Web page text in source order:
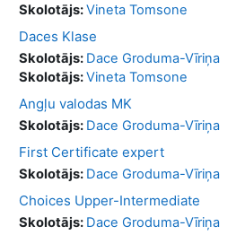
Skolotājs:Vineta Tomsone
Daces Klase
Skolotājs: Dace Groduma-Vīriņa
Skolotājs:Vineta Tomsone
Angļu valodas MK
Skolotājs: Dace Groduma-Vīriņa
First Certificate expert
Skolotājs: Dace Groduma-Vīriņa
Choices Upper-Intermediate
Skolotājs: Dace Groduma-Vīriņa